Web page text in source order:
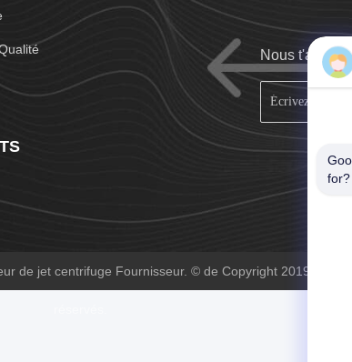
Nous
de jet centrifuge Fournisseur. © de Copyright 2019-
for?